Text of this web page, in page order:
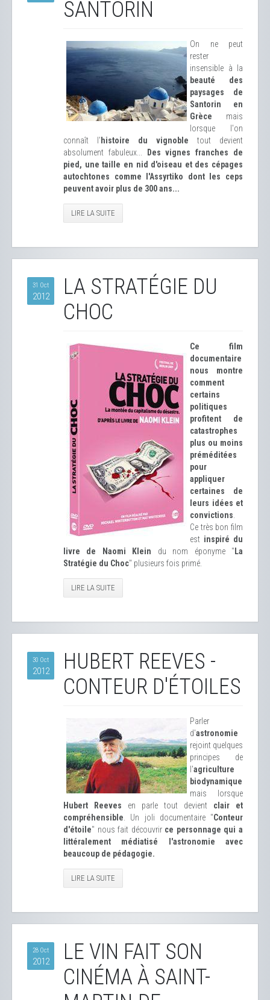
SANTORIN
On ne peut
rester
insensible à la
beauté des
paysages de
Santorin en
Grèce mais
lorsque l'on
connaît l' histoire du vignoble tout devient
absolument fabuleux...
Des vignes franches de
pied, une taille en nid d'oiseau et des cépages
autochtones comme l'Assyrtiko dont les ceps
peuvent avoir plus de 300 ans...
LIRE LA SUITE
31 Oct
2012
LA STRATÉGIE DU
CHOC
Ce film
documentaire
nous montre
comment
certains
politiques
profitent de
catastrophes
plus ou moins
préméditées
pour
appliquer
certaines de
leurs idées et
convictions
Ce très bon film
est inspiré du
livre de Naomi Klein du nom éponyme " La
Stratégie du Choc" plusieurs fois primé.
LIRE LA SUITE
30 Oct
2012
HUBERT REEVES -
CONTEUR D'ÉTOILES
Parler
d'astronomie
rejoint quelques
principes de
l'agriculture
biodynamique
mais lorsque
Hubert Reeves en parle tout devient clair et
compréhensible . Un joli documentaire "Conteur
d'étoile" nous fait découvrir ce personnage qui a
littéralement médiatisé l'astronomie avec
beaucoup de pédagogie.
LIRE LA SUITE
28 Oct
2012
LE VIN FAIT SON
CINÉMA À SAINT-